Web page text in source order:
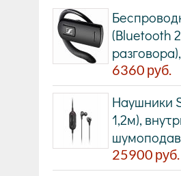
(Bluetooth
6360 руб.
Наушники
1,2м),
25900 руб.